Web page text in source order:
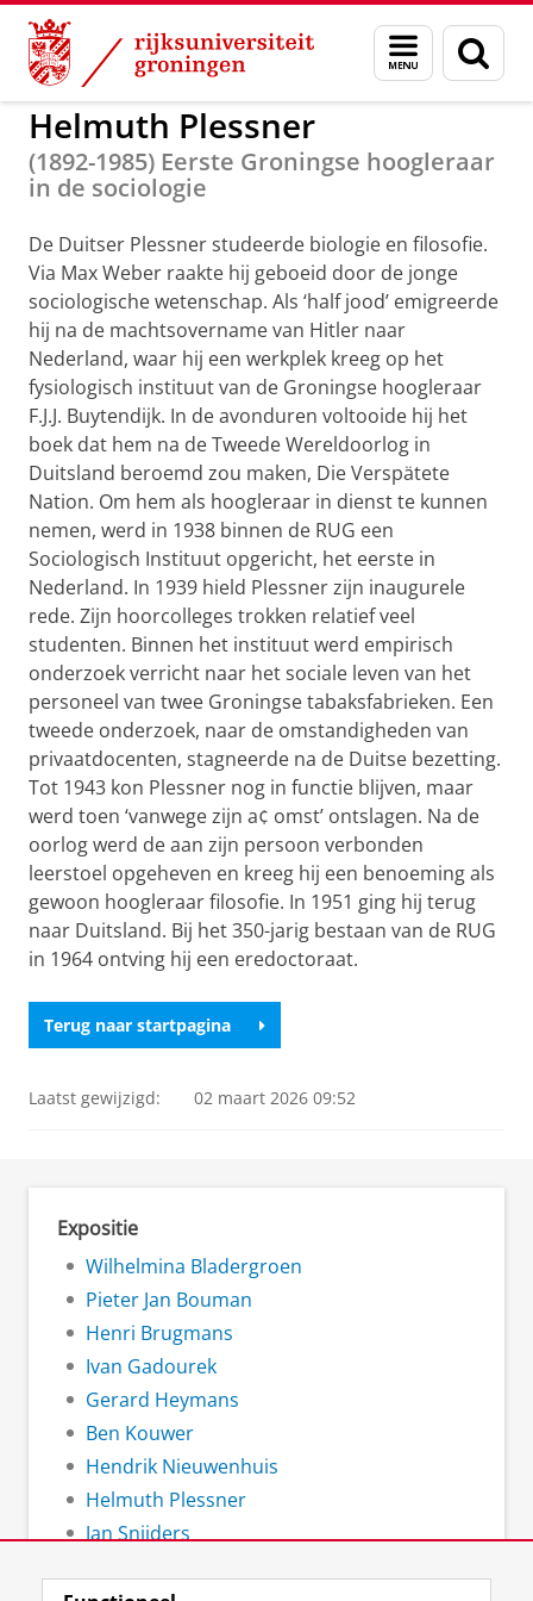
Skip
Content
Skip
Navigation
Menu
en
zoeken
GMW Personen Expositie
Helmuth Plessner
(1892-1985) Eerste Groningse hoogleraar
in de sociologie
De Duitser Plessner studeerde biologie en filosofie.
Via Max Weber raakte hij geboeid door de jonge
sociologische wetenschap. Als ‘half jood’ emigreerde
hij na de machtsovername van Hitler naar
Nederland, waar hij een werkplek kreeg op het
fysiologisch instituut van de Groningse hoogleraar
F.J.J. Buytendijk. In de avonduren voltooide hij het
boek dat hem na de Tweede Wereldoorlog in
Duitsland beroemd zou maken, Die Verspätete
Nation. Om hem als hoogleraar in dienst te kunnen
nemen, werd in 1938 binnen de RUG een
Sociologisch Instituut opgericht, het eerste in
Nederland. In 1939 hield Plessner zijn inaugurele
rede. Zijn hoorcolleges trokken relatief veel
studenten. Binnen het instituut werd empirisch
onderzoek verricht naar het sociale leven van het
personeel van twee Groningse tabaksfabrieken. Een
tweede onderzoek, naar de omstandigheden van
privaatdocenten, stagneerde na de Duitse bezetting.
Tot 1943 kon Plessner nog in functie blijven, maar
werd toen ‘vanwege zijn a¢ omst’ ontslagen. Na de
oorlog werd de aan zijn persoon verbonden
leerstoel opgeheven en kreeg hij een benoeming als
gewoon hoogleraar filosofie. In 1951 ging hij terug
naar Duitsland. Bij het 350-jarig bestaan van de RUG
in 1964 ontving hij een eredoctoraat.
Terug naar startpagina
Laatst gewijzigd: 02 maart 2026 09:52
Expositie
Wilhelmina Bladergroen
Pieter Jan Bouman
Henri Brugmans
Ivan Gadourek
Gerard Heymans
Ben Kouwer
Hendrik Nieuwenhuis
Helmuth Plessner
Jan Snijders